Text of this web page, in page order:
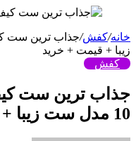
خانه/کفش/
زیبا + قیمت + خرید
کفش
جذاب‌ ترین ست
10 مدل ست زیبا + قیمت + خرید